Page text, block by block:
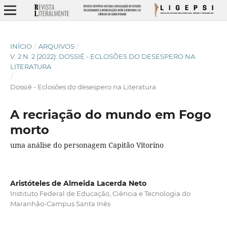
INÍCIO / ARQUIVOS /
V. 2 N. 2 (2022): DOSSIÊ - ECLOSÕES DO DESESPERO NA
LITERATURA
/
Dossiê - Eclosões do desespero na Literatura
A recriação do mundo em Fogo
morto
uma análise do personagem Capitão Vitorino
Aristóteles de Almeida Lacerda Neto
Instituto Federal de Educação, Ciência e Tecnologia do
Maranhão-Campus Santa Inês